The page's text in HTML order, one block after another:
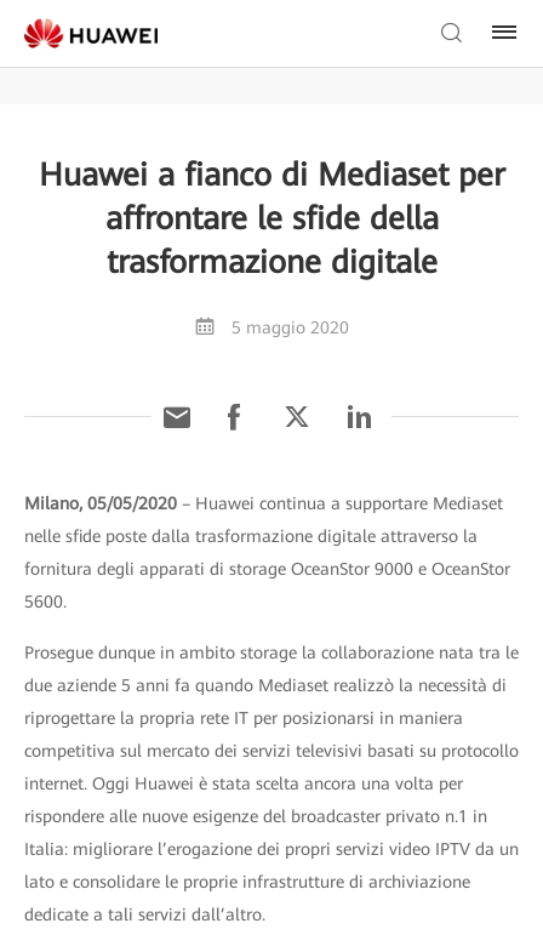
Huawei a fianco di Mediaset per
affrontare le sfide della
trasformazione digitale
5 maggio 2020
Milano, 05/05/2020 – Huawei continua a supportare Mediaset
nelle sfide poste dalla trasformazione digitale attraverso la
fornitura degli apparati di storage OceanStor 9000 e OceanStor
5600.
Prosegue dunque in ambito storage la collaborazione nata tra le
due aziende 5 anni fa quando Mediaset realizzò la necessità di
riprogettare la propria rete IT per posizionarsi in maniera
competitiva sul mercato dei servizi televisivi basati su protocollo
internet. Oggi Huawei è stata scelta ancora una volta per
rispondere alle nuove esigenze del broadcaster privato n.1 in
Italia: migliorare l’erogazione dei propri servizi video IPTV da un
lato e consolidare le proprie infrastrutture di archiviazione
dedicate a tali servizi dall’altro.